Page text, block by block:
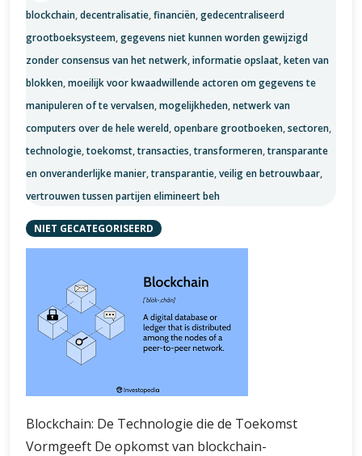
blockchain,decentralisatie,financiën,gedecentraliseerd
grootboeksysteem,gegevens niet kunnen worden gewijzigd
zonder consensus van het netwerk,informatie opslaat,keten van
blokken,moeilijk voor kwaadwillende actoren om gegevens te
manipuleren of te vervalsen,mogelijkheden,netwerk van
computers over de hele wereld,openbare grootboeken,sectoren,
technologie,toekomst,transacties,transformeren,transparante
en onveranderlijke manier,transparantie,veilig en betrouwbaar,
vertrouwen tussen partijen elimineert beh
NIET GECATEGORISEERD
Blockchain: De Technologie die de Toekomst
Vormgeeft De opkomst van blockchain-